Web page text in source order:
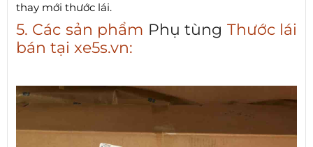
thay mới thước lái.
5. Các sản phẩm Phụ tùng Thước lái
bán tại xe5s.vn: